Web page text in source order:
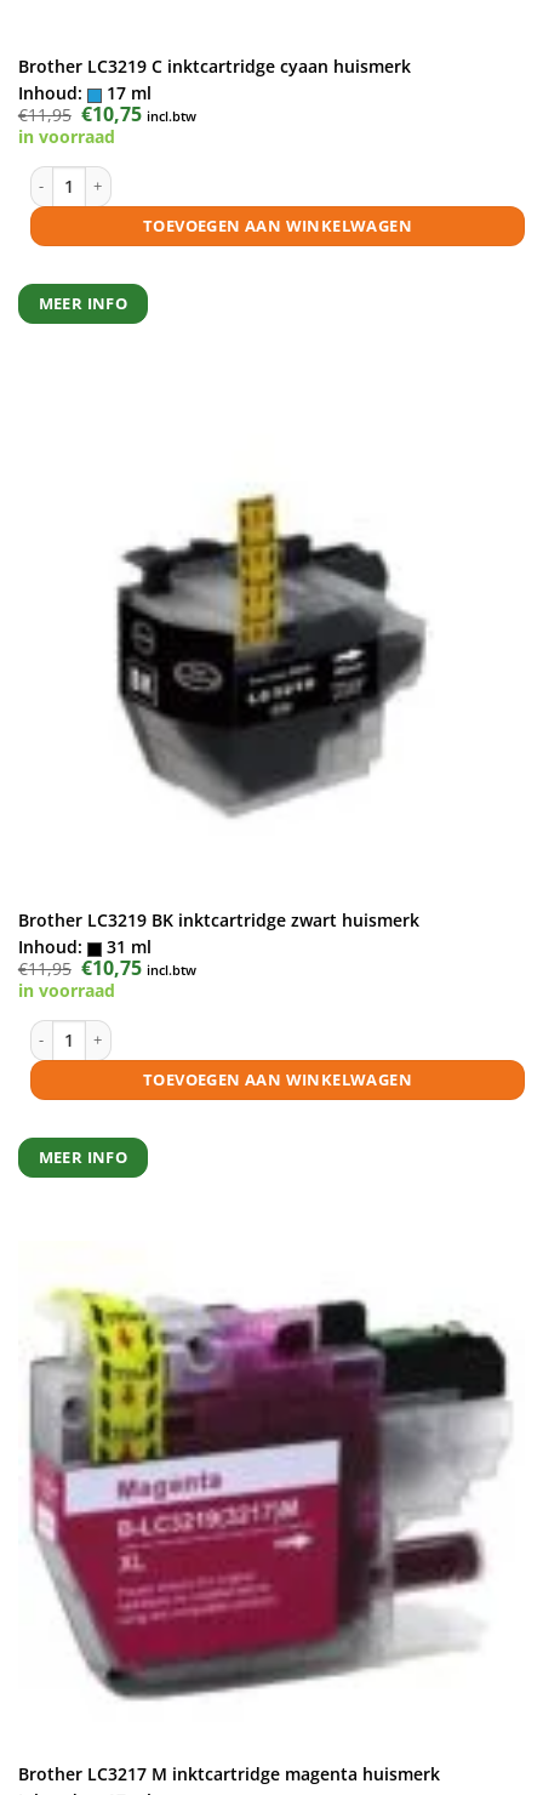
Brother LC3219 C inktcartridge cyaan huismerk
Inhoud:
17 ml
€11,95 Oorspronkelijke
prijs
was:
€10,75Huidige
prijs
incl.btw
in voorraad
Brother LC3219 C inktcartridge cyaan huismerk aantal
TOEVOEGEN AAN WINKELWAGEN
MEER INFO
Brother LC3219 BK inktcartridge zwart huismerk
Inhoud:
31 ml
€11,95 Oorspronkelijke
prijs
was:
€10,75Huidige
prijs
incl.btw
in voorraad
Brother LC3219 BK inktcartridge zwart huismerk aantal
TOEVOEGEN AAN WINKELWAGEN
MEER INFO
Brother LC3217 M inktcartridge magenta huismerk